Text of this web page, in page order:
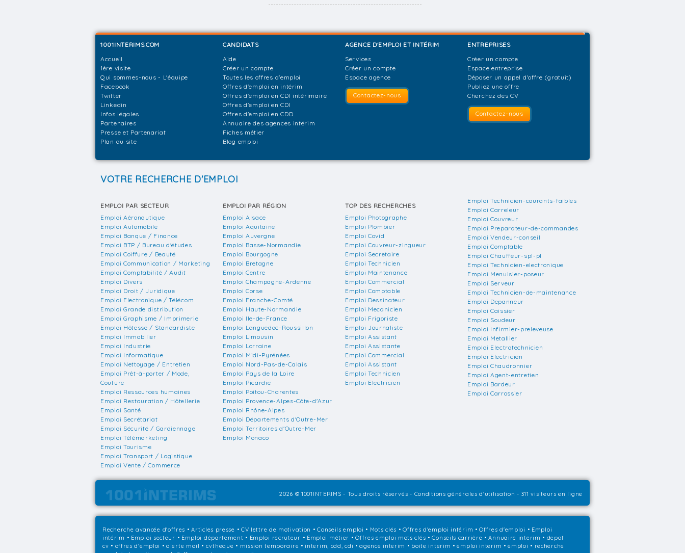
1001INTERIMS.COM
Accueil
1ère visite
Qui sommes-nous - L'équipe
Facebook
Twitter
Linkedin
Infos légales
Partenaires
Presse et Partenariat
Plan du site
CANDIDATS
Aide
Créer un compte
Toutes les offres d'emploi
Offres d'emploi en intérim
Offres d'emploi en CDI intérimaire
Offres d'emploi en CDI
Offres d'emploi en CDD
Annuaire des agences intérim
Fiches métier
Blog emploi
AGENCE D'EMPLOI ET INTÉRIM
Services
Créer un compte
Espace agence
Contactez-nous
ENTREPRISES
Créer un compte
Espace entreprise
Déposer un appel d'offre (gratuit)
Publiez une offre
Cherchez des CV
Contactez-nous
VOTRE RECHERCHE D'EMPLOI
EMPLOI PAR SECTEUR
Emploi Aéronautique
Emploi Automobile
Emploi Banque / Finance
Emploi BTP / Bureau d'études
Emploi Coiffure / Beauté
Emploi Communication / Marketing
Emploi Comptabilité / Audit
Emploi Divers
Emploi Droit / Juridique
Emploi Electronique / Télécom
Emploi Grande distribution
Emploi Graphisme / Imprimerie
Emploi Hôtesse / Standardiste
Emploi Immobilier
Emploi Industrie
Emploi Informatique
Emploi Nettoyage / Entretien
Emploi Prêt-à-porter / Mode,
Couture
Emploi Ressources humaines
Emploi Restauration / Hôtellerie
Emploi Santé
Emploi Secrétariat
Emploi Sécurité / Gardiennage
Emploi Télémarketing
Emploi Tourisme
Emploi Transport / Logistique
Emploi Vente / Commerce
EMPLOI PAR RÉGION
Emploi Alsace
Emploi Aquitaine
Emploi Auvergne
Emploi Basse-Normandie
Emploi Bourgogne
Emploi Bretagne
Emploi Centre
Emploi Champagne-Ardenne
Emploi Corse
Emploi Franche-Comté
Emploi Haute-Normandie
Emploi Ile-de-France
Emploi Languedoc-Roussillon
Emploi Limousin
Emploi Lorraine
Emploi Midi-Pyrénées
Emploi Nord-Pas-de-Calais
Emploi Pays de la Loire
Emploi Picardie
Emploi Poitou-Charentes
Emploi Provence-Alpes-Côte-d'Azur
Emploi Rhône-Alpes
Emploi Départements d'Outre-Mer
Emploi Territoires d'Outre-Mer
Emploi Monaco
TOP DES RECHERCHES
Emploi Photographe
Emploi Plombier
Emploi Covid
Emploi Couvreur-zingueur
Emploi Secretaire
Emploi Technicien
Emploi Maintenance
Emploi Commercial
Emploi Comptable
Emploi Dessinateur
Emploi Mecanicien
Emploi Frigoriste
Emploi Journaliste
Emploi Assistant
Emploi Assistante
Emploi Commercial
Emploi Assistant
Emploi Technicien
Emploi Electricien
Emploi Technicien-courants-faibles
Emploi Carreleur
Emploi Couvreur
Emploi Preparateur-de-commandes
Emploi Vendeur-conseil
Emploi Comptable
Emploi Chauffeur-spl-pl
Emploi Technicien-electronique
Emploi Menuisier-poseur
Emploi Serveur
Emploi Technicien-de-maintenance
Emploi Depanneur
Emploi Caissier
Emploi Soudeur
Emploi Infirmier-preleveuse
Emploi Metallier
Emploi Electrotechnicien
Emploi Electricien
Emploi Chaudronnier
Emploi Agent-entretien
Emploi Bardeur
Emploi Carrossier
2026 © 1001INTERIMS - Tous droits réservés - Conditions générales d'utilisation - 311 visiteurs en ligne
Recherche avancée d'offres •Articles presse • CV lettre de motivation •Conseils emploi • Mots clés •Offres d'emploi intérim •Offres d'emploi • Emploi
intérim • Emploi secteur • Emploi département • Emploi recruteur • Emploi métier •Offres emploi mots clés •Conseils carrière •Annuaire interim • depot
cv • offres d'emploi • alerte mail • cvtheque • mission temporaire • interim, cdd, cdi • agence interim • boite interim • emploi interim • emploi • recherche